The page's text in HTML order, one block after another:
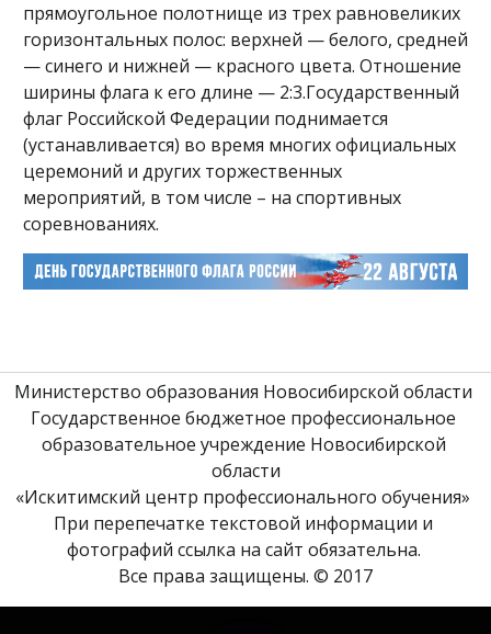
прямоугольное полотнище из трех равновеликих
горизонтальных полос: верхней — белого, средней
— синего и нижней — красного цвета. Отношение
ширины флага к его длине — 2:3.Государственный
флаг Российской Федерации поднимается
(устанавливается) во время многих официальных
церемоний и других торжественных
мероприятий, в том числе – на спортивных
соревнованиях.
Министерство образования Новосибирской области
Государственное бюджетное профессиональное
образовательное учреждение Новосибирской
области
«Искитимский центр профессионального обучения»
При перепечатке текстовой информации и
фотографий ссылка на сайт обязательна.
Все права защищены. © 2017